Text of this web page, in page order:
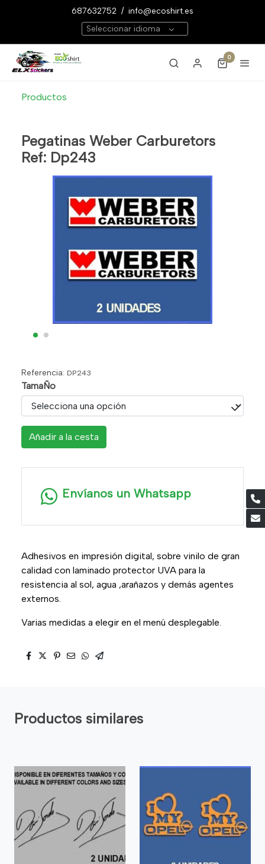
687632752 / info@ecoshirt.es
Seleccionar idioma
0
Productos
Pegatinas Weber Carburetors
Ref: Dp243
Referencia: DP243
TamaÑo
Añadir a la cesta
Envíanos un Whatsapp
Adhesivos en impresión digital, sobre vinilo de gran
calidad con laminado protector UVA para la
resistencia al sol, agua ,arañazos y demás agentes
externos.
Varias medidas a elegir en el menú desplegable.
Productos similares